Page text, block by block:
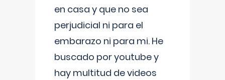
en casa y que no sea
perjudicial ni para el
embarazo ni para mi. He
buscado por youtube y
hay multitud de videos